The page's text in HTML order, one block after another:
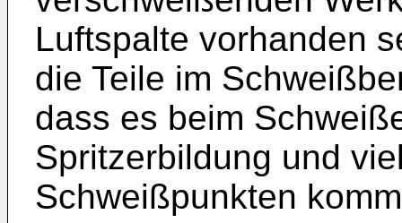
Luftspalte vorhanden
die Teile im
dass es beim
Spritzerbildung und
Schweißpunkten